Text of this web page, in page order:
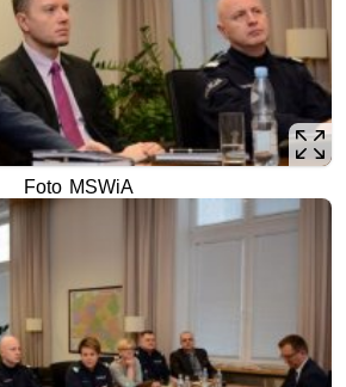
Foto MSWiA